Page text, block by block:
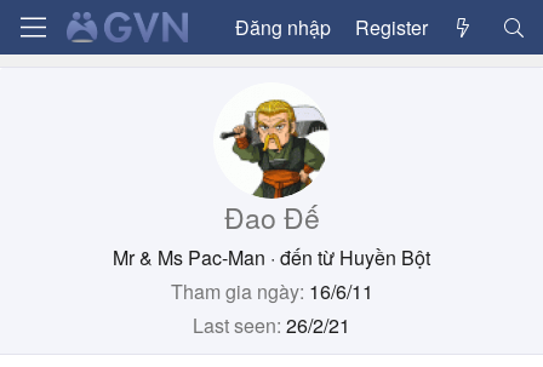
Đăng nhập Register
Đao Đế
Mr & Ms Pac-Man · đến từ Huyền Bột
Tham gia ngày 16/6/11
Last seen 26/2/21